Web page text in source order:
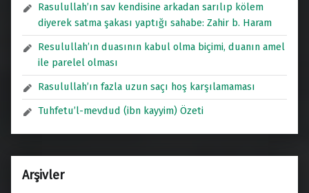
Rasulullah’ın sav kendisine arkadan sarılıp kölem
diyerek satma şakası yaptığı sahabe: Zahir b. Haram
Resulullah’ın duasının kabul olma biçimi, duanın amel
ile parelel olması
Rasulullah’ın fazla uzun saçı hoş karşılamaması
Tuhfetu’l-mevdud (ibn kayyim) Özeti
Arşivler